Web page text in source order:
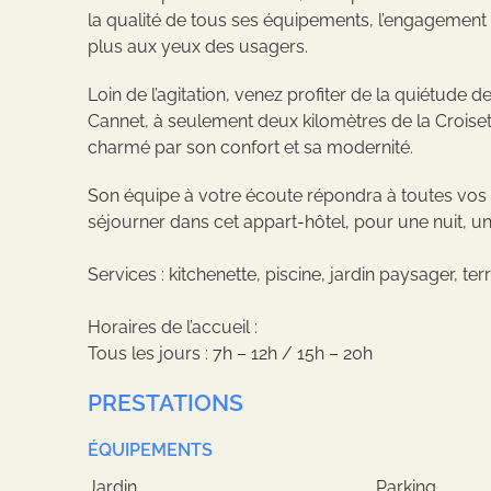
la qualité de tous ses équipements,
plus aux yeux des usagers.
Loin de l’agitation, venez profiter de la quiétude
Cannet, à seulement deux kilomètres de la
charmé par son confort et sa modernité.
Son équipe à votre écoute répondra à toutes
séjourner dans cet appart-hôtel, pour une nuit,
Services : kitchenette, piscine, jardin paysager,
Horaires de l’accueil :
Tous les jours : 7h – 12h / 15h – 20h
PRESTATIONS
ÉQUIPEMENTS